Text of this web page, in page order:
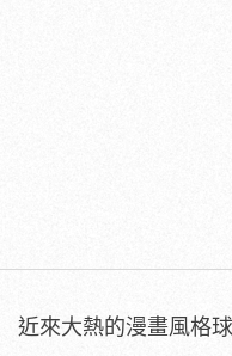
近來大熱的漫畫風格